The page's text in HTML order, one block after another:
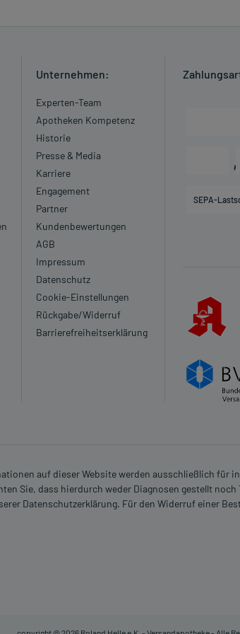
werden.
Vorsicht anzuwenden.
Erkenntnissen nicht angewendet
Erkenntnissen abgeraten. Eventuell ist ein
worden, sprechen Sie mit Ihrem Arzt
als das Risiko, das die Anwendung bei einer
Zittern, evtl. Fallneigung
Unternehmen:
Experten-Team
Apotheken Kompetenz
Historie
Presse & Media
Karriere
Engagement
Partner
Kundenbewertungen
AGB
Impressum
Datenschutz
Cookie-Einstellungen
Rückgabe/Widerruf
Barrierefreiheitserklärung
SEPA-
auf dieser Website werden ausschließlich für
Sie, dass hierdurch weder Diagnosen gestellt
Datenschutzerklärung. Für den Widerruf einer